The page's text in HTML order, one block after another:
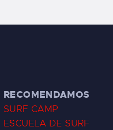
RECOMENDAMOS
SURF CAMP
ESCUELA DE SURF